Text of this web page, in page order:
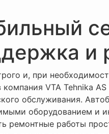
и
и, при
компания VTA Tehnika
обслуживания.
оборудованием и
ремонтные работы